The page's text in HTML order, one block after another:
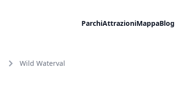
ParchiAttrazioniMappaBlog
Wild Waterval